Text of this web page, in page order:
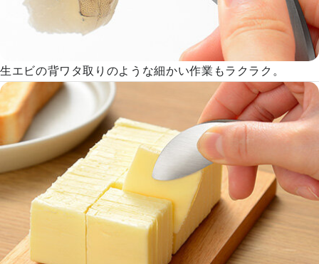
生エビの背ワタ取りのような細かい作業もラクラク。